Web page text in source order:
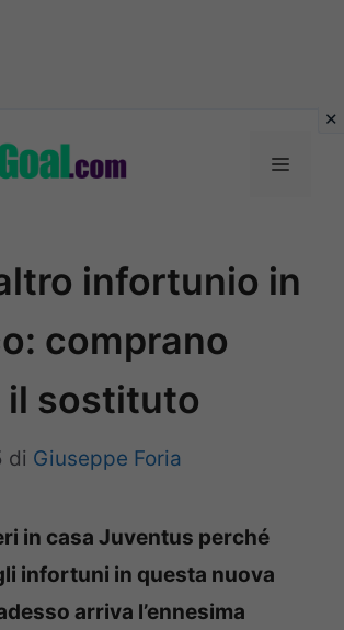
Menu
infortunio in
comprano
il sostituto
di Giuseppe Foria
in casa Juventus perché
infortuni in questa nuova
arriva l’ennesima